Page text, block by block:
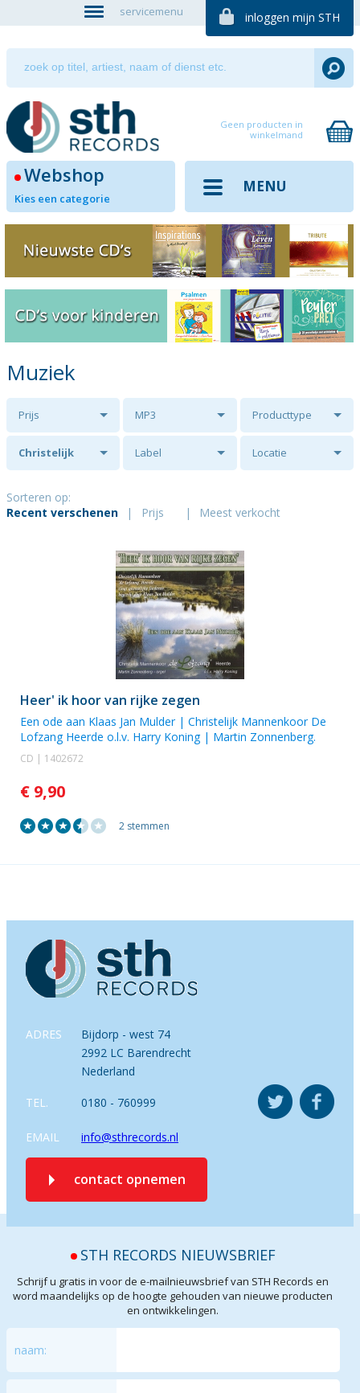
servicemenu inloggen mijn STH
Geen producten in
winkelmand
Webshop
Kies een categorie
MENU
Muziek
Prijs MP3 Producttype
Christelijk
Lofzang Heerde
Label Locatie
Sorteren op:
Recent verschenen
| Prijs | Meest verkocht
Heer' ik hoor van rijke zegen
Een ode aan Klaas Jan Mulder | Christelijk Mannenkoor De
Lofzang Heerde o.l.v. Harry Koning| Martin Zonnenberg.
CD | 1402672
€ 9,90
2 stemmen
ADRES
Bijdorp - west 74
2992 LC Barendrecht
Nederland
TEL. 0180 - 760999
EMAIL info@sthrecords.nl
contact opnemen
STH RECORDS NIEUWSBRIEF
Schrijf u gratis in voor de e-mailnieuwsbrief van STH Records en
word maandelijks op de hoogte gehouden van nieuwe producten
en ontwikkelingen.
naam: